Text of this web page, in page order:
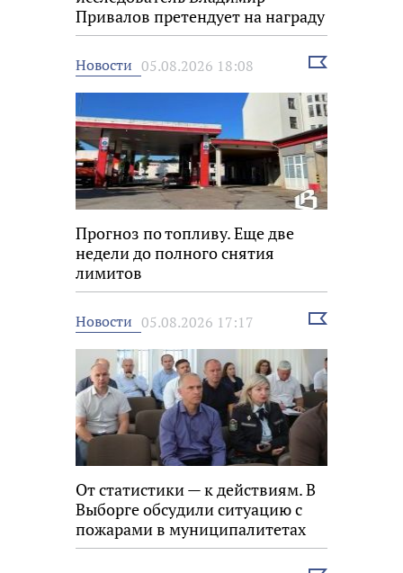
Привалов претендует на награду
«Знание.Премия»
Новости 05.08.2026 18:08
Выбрать
Прогноз по топливу. Еще две
недели до полного снятия
лимитов
Новости 05.08.2026 17:17
Выбрать
От статистики — к действиям. В
Выборге обсудили ситуацию с
пожарами в муниципалитетах